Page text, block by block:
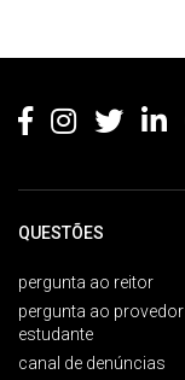
QUESTÕES
pergunta ao reitor
pergunta ao
estudante
canal de denúncias